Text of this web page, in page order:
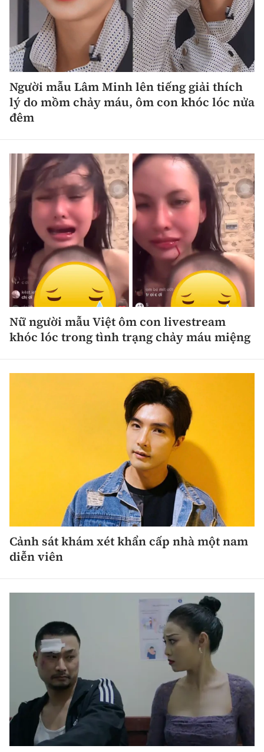
Người mẫu Lâm Minh lên tiếng giải thích
lý do mồm chảy máu, ôm con khóc lóc nửa
đêm
Nữ người mẫu Việt ôm con livestream
khóc lóc trong tình trạng chảy máu miệng
Cảnh sát khám xét khẩn cấp nhà một nam
diễn viên